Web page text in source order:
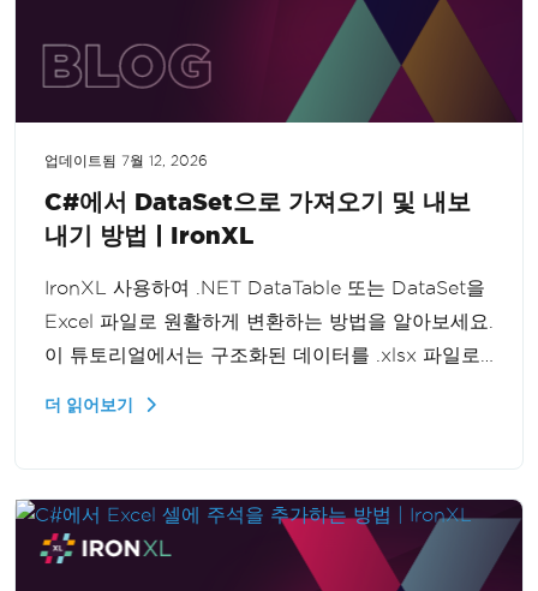
업데이트됨 7월 12, 2026
C#에서 DataSet으로 가져오기 및 내보
내기 방법 | IronXL
IronXL 사용하여 .NET DataTable 또는 DataSet을
Excel 파일로 원활하게 변환하는 방법을 알아보세요.
이 튜토리얼에서는 구조화된 데이터를 .xlsx 파일로
더 읽어보기